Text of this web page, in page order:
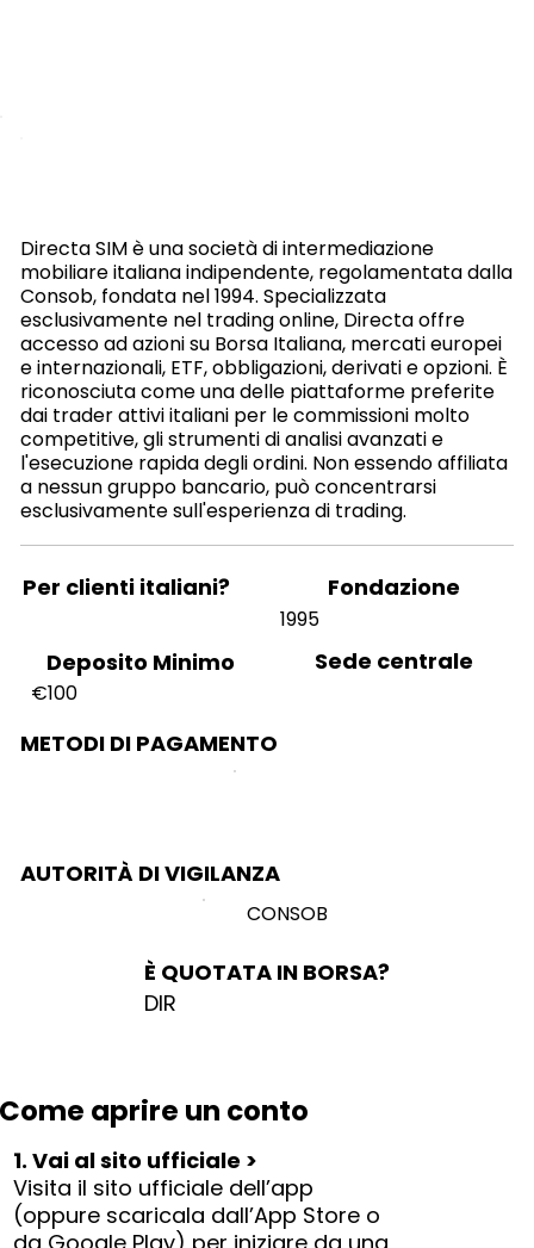
Directa SIM è una società di intermediazione
mobiliare italiana indipendente, regolamentata dalla
Consob, fondata nel 1994. Specializzata
esclusivamente nel trading online, Directa offre
accesso ad azioni su Borsa Italiana, mercati europei
e internazionali, ETF, obbligazioni, derivati e opzioni. È
riconosciuta come una delle piattaforme preferite
dai trader attivi italiani per le commissioni molto
competitive, gli strumenti di analisi avanzati e
l'esecuzione rapida degli ordini. Non essendo affiliata
a nessun gruppo bancario, può concentrarsi
esclusivamente sull'esperienza di trading.
Per clienti italiani? Fondazione
1995
Deposito Minimo
€100
Sede centrale
METODI DI PAGAMENTO
AUTORITÀ DI VIGILANZA
CONSOB
È QUOTATA IN BORSA?
DIR
Come aprire un conto
1. Vai al sito ufficiale >
Visita il sito ufficiale dell’app
(oppure scaricala dall’App Store o